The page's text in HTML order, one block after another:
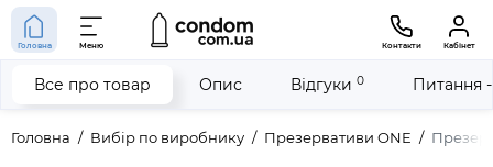
Головна Меню Контакти Кабінет
Головна Вибір по виробнику Презервативи ONE
Все про товар Опис Відгуки 0 Питання